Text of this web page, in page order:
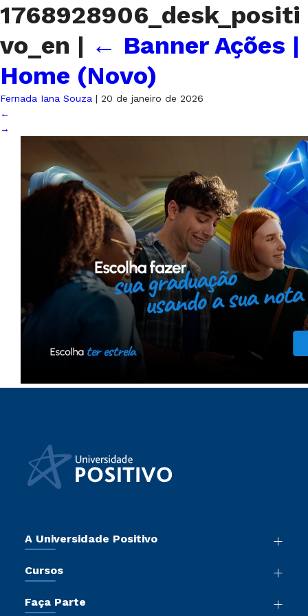
1768928906_desk_positi
vo_en | ← Banner Ações |
Home (Novo)
Fernada Iana Souza | 20 de janeiro de 2026
←
→
A Universidade Positivo
Sala de Imprensa
Cursos
Pós-Graduação
Faça Parte